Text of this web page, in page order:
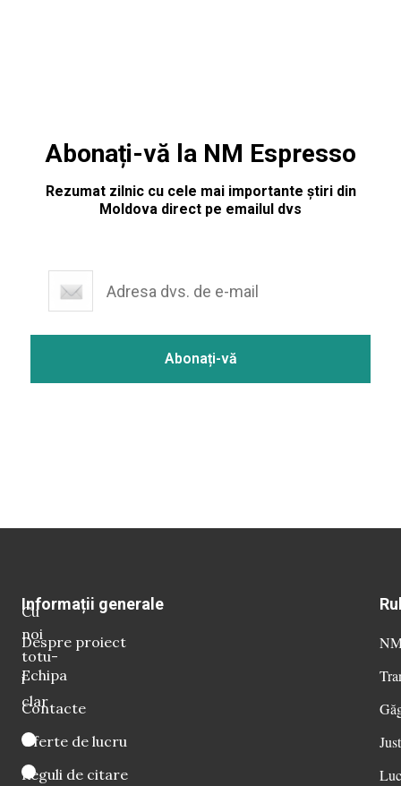
Abonați-vă la NM Espresso
Rezumat zilnic cu cele mai importante știri din
Moldova direct pe emailul dvs
Cu
noi
totu-
i
clar
Informații generale
Despre proiect
Echipa
Contacte
Oferte de lucru
Reguli de citare